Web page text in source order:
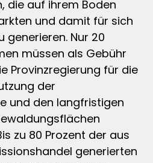
die auf ihrem Boden
und damit für sich
generieren. Nur 20
müssen als Gebühr
Provinzregierung für die
der
und den langfristigen
zu 80 Prozent der aus
generierten